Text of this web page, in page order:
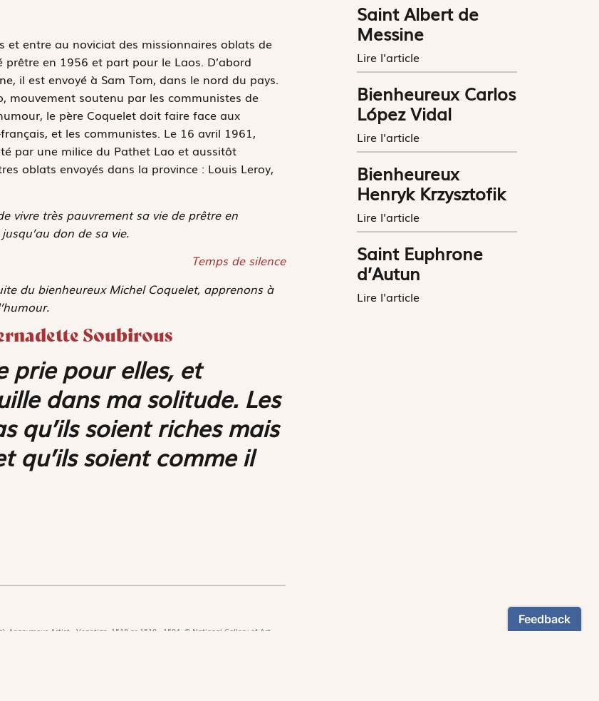
et entre au noviciat des missionnaires oblats de
en 1956 et part pour le Laos. D’abord
il est envoyé à Sam Tom, dans le nord du pays.
mouvement soutenu par les communistes de
le père Coquelet doit faire face aux
et les communistes. Le 16 avril 1961,
par une milice du Pathet Lao et aussitôt
oblats envoyés dans la province : Louis Leroy,
vivre très pauvrement sa vie de prêtre en
don de sa vie.
Temps de silence
du bienheureux Michel Coquelet, apprenons à
Soubirous
prie pour elles, et
dans ma solitude. Les
qu’ils soient riches mais
qu’ils soient comme il
Anonymous Artist - Venetian, 1518 or 1519 - 1594. © National Gallery of Art,
Saint Albert de
Messine
Lire l'article
Bienheureux Carlos
López Vidal
Lire l'article
Bienheureux
Henryk Krzysztofik
Lire l'article
Saint Euphrone
d’Autun
Lire l'article